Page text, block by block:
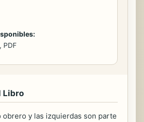
PDF
Libro
obrero y las izquierdas son parte